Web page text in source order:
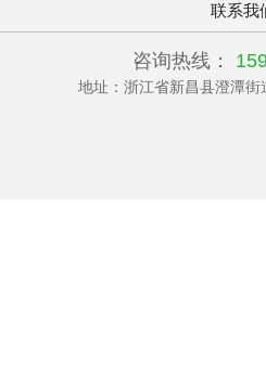
联系我
咨询热线：
地址：浙江省新昌县澄潭